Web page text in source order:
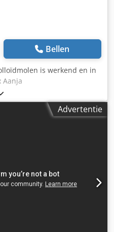
Bellen
is werkend en in
Aanja
Advertentie